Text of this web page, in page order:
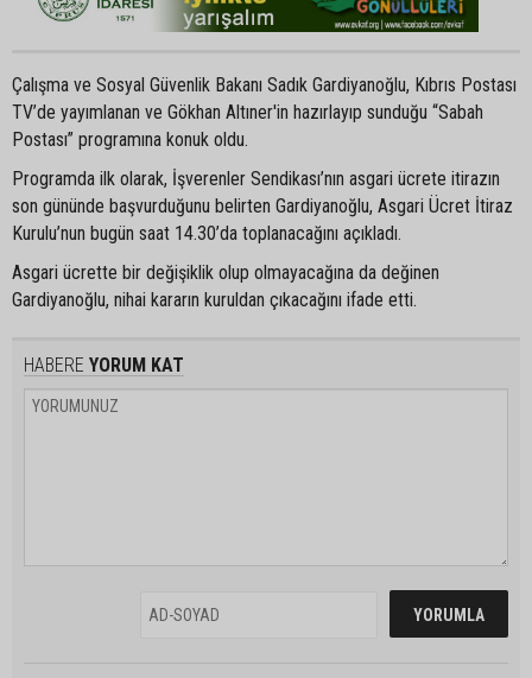
Çalışma ve Sosyal Güvenlik Bakanı Sadık Gardiyanoğlu, Kıbrıs Postası
TV’de yayımlanan ve Gökhan Altıner'in hazırlayıp sunduğu “Sabah
Postası” programına konuk oldu.
Programda ilk olarak, İşverenler Sendikası’nın asgari ücrete itirazın
son gününde başvurduğunu belirten Gardiyanoğlu, Asgari Ücret İtiraz
Kurulu’nun bugün saat 14.30’da toplanacağını açıkladı.
Asgari ücrette bir değişiklik olup olmayacağına da değinen
Gardiyanoğlu, nihai kararın kuruldan çıkacağını ifade etti.
HABERE YORUM KAT